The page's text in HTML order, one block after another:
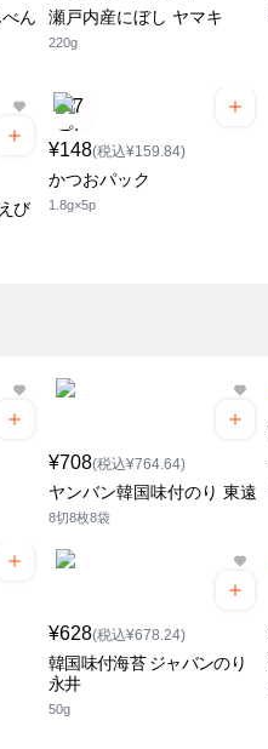
ん 瀬戸内産にぼし ヤマキ
220g
び
¥148(税込¥159.84)
かつおパック
1.8g×5p
¥708(税込¥764.64)
ヤンバン韓国味付のり 東遠
8切8枚8袋
¥628(税込¥678.24)
韓国味付海苔 ジャバンのり
永井
50g